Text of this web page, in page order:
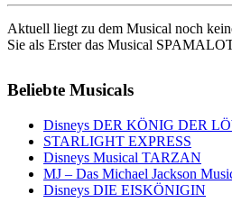
Aktuell liegt zu dem Musical noch
Sie als Erster das Musical
Beliebte Musicals
Disneys DER KÖNIG DER
STARLIGHT EXPRESS
Disneys Musical TARZAN
MJ – Das Michael Jackson
Disneys DIE EISKÖNIGIN